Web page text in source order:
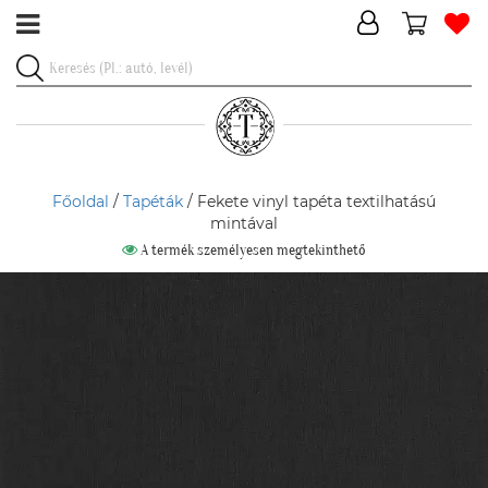
Főoldal / Tapéták / Fekete vinyl tapéta textilhatású
mintával
A termék személyesen megtekinthető